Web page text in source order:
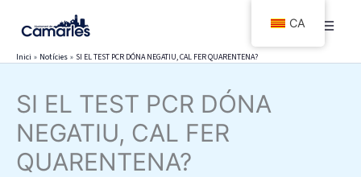
contingut
Inici Notícies SI EL TEST PCR DÓNA NEGATIU, CAL FER QUARENTENA?
SI EL TEST PCR DÓNA
NEGATIU, CAL FER
QUARENTENA?
CA